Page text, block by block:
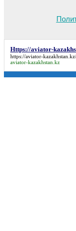
Https://aviator-
https://aviator-
aviator-kazakhstan.kz